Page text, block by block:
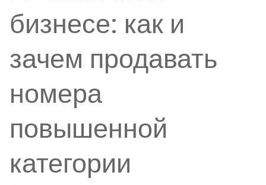
бизнесе: как и
зачем продавать
номера
повышенной
категории